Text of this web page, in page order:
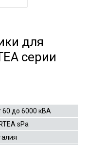
для
серии
60 до 6000 кВА
sPa